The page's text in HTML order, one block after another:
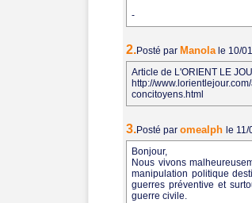
-
2.Posté par Manola le 10/
Article de L'ORIENT LE
http://
concitoyens.html
3.Posté par omealph le
Bonjour,
Nous vivons
manipulation politique
guerres préventive et
guerre civile.